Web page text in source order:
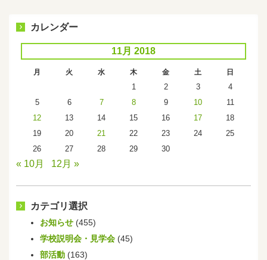
カレンダー
11月 2018
月 火 水 木 金 土 日
1 2 3
4
5
6 7 8 9 10
11
12
13 14 15 16 17
18
19
20 21 22 23 24
25
26
27 28 29 30
« 10月 12月 »
カテゴリ選択
お知らせ (455)
学校説明会・見学会 (45)
部活動 (163)